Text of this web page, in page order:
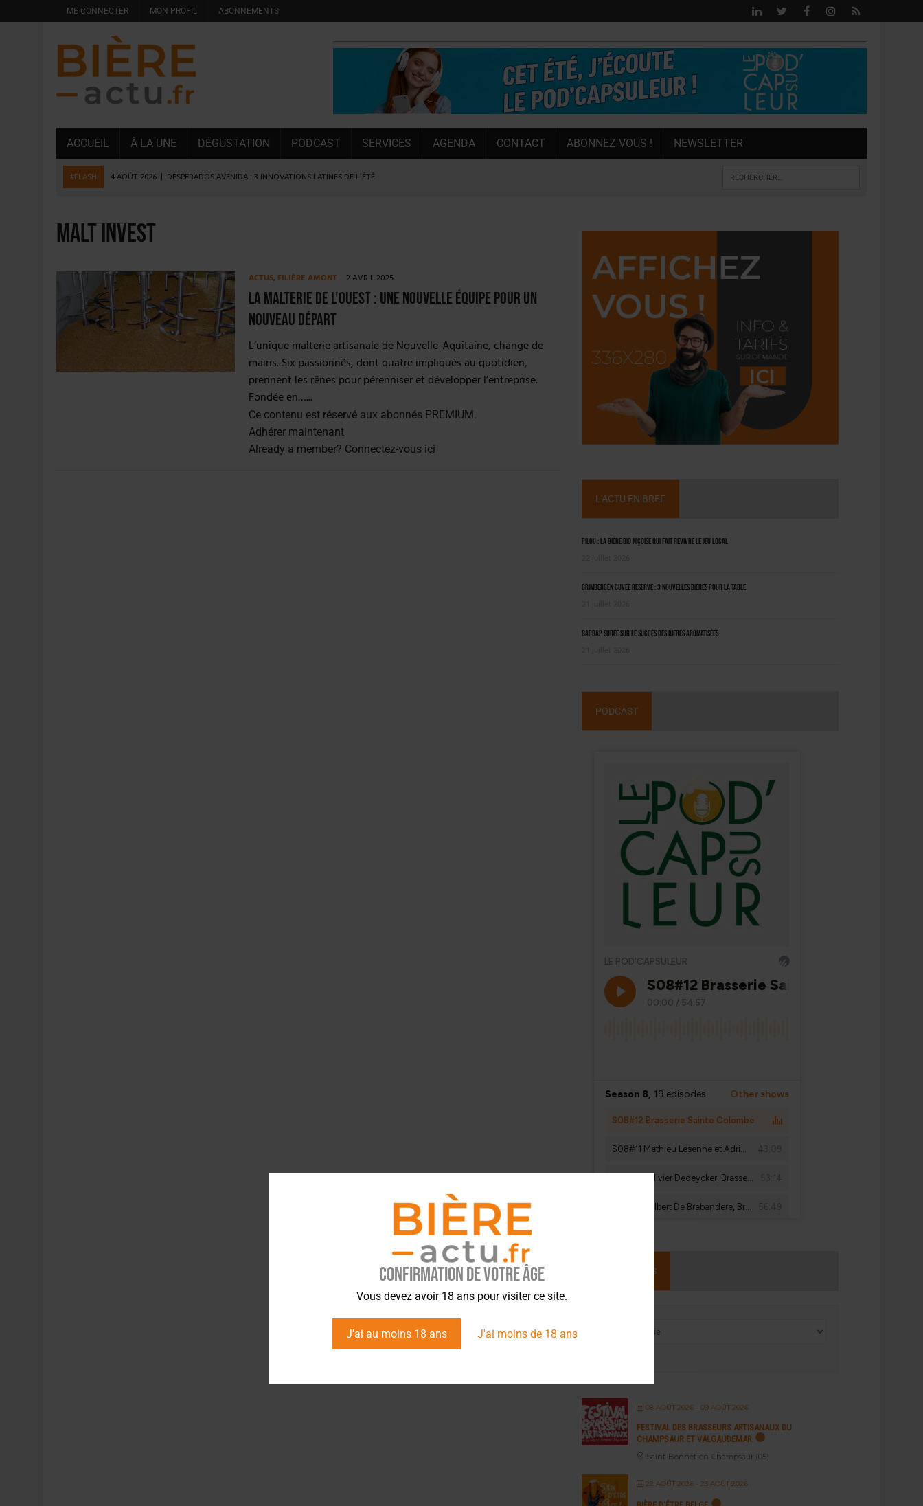
Confirmation de votre âge
Vous devez avoir 18 ans pour visiter ce site.
J'ai au moins 18 ans J'ai moins de 18 ans
ME CONNECTER MON PROFIL ABONNEMENTS
ACCUEIL À LA UNE DÉGUSTATION PODCAST SERVICES AGENDA CONTACT ABONNEZ-VOUS ! NEWSLETTER
#FLASH 4 AOÛT 2026 DESPERADOS AVENIDA : 3 INNOVATIONS LATINES DE L’ÉTÉ
3 AOÛT 2026 CONSOMMATION : LA VISION DU GROUPE ANTHONY MARTIN
31 JUILLET 2026 | PODCAST – BRASSERIE SAINTE COLOMBE, 30 ANS, PIONNIÈRE EN ILLE-ET-VILAINE
30 JUILLET 2026 EMBALLAGE DURABLE : LE BOOM DE LA BOUTEILLE ALUMINIUM
5 AOÛT 2026 | HEINEKEN A SUPPRIMÉ 3 000 POSTES AU PREMIER SEMESTRE
5 AOÛT 2026 ISÈRE : LA BRASSERIE DU DAUPHINÉ AUGMENTE SA CAPACITÉ DE 50 %
Malt Invest
ACTUS, FILIÈRE AMONT 2 AVRIL 2025
La Malterie de l’Ouest : une nouvelle équipe pour un
nouveau départ
L’unique malterie artisanale de Nouvelle-Aquitaine, change de
mains. Six passionnés, dont quatre impliqués au quotidien,
prennent les rênes pour pérenniser et développer l’entreprise.
Fondée en…...
Ce contenu est réservé aux abonnés PREMIUM.
Adhérer maintenant
Already a member? Connectez-vous ici
L'ACTU EN BREF
Pilou : la bière bio niçoise qui fait revivre le jeu local
Grimbergen Cuvée Réserve : 3 nouvelles bières pour la table
BAPBAP surfe sur le succès des bières aromatisées
PODCAST
ÉVÉNEMENTS
08 AOÛT 2026 - 09 AOÛT 2026
FESTIVAL DES BRASSEURS ARTISANAUX DU
CHAMPSAUR ET VALGAUDEMAR
Saint-Bonnet-en-Champsaur (05)
22 AOÛT 2026 - 23 AOÛT 2026